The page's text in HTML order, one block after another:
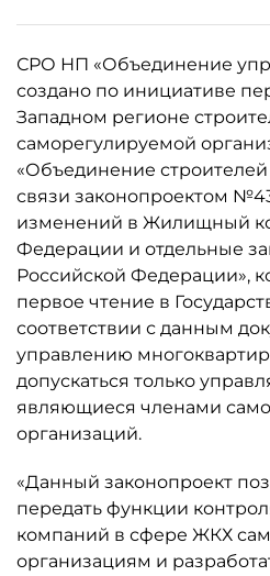
СРО НП «Объединение
создано по инициативе
Западном регионе
саморегулируемой
«Объединение
связи законопроектом
изменений в Жилищный
Федерации и отдельные
Российской Федерации»,
первое чтение в
соответствии с данным
управлению
допускаться только
являющиеся членами
организаций.
«Данный законопроект
передать функции
компаний в сфере ЖКХ
организациям и